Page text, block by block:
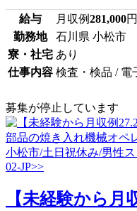
給与 月収例281,000円
勤務地
石川県 小松市
寮・社宅 あり
仕事内容 検査・検品 / 電
募集が停止しています
【未経験から月